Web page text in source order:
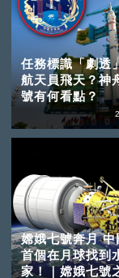
任務標識「劇透
航天員飛天？神
號有何看點？
嫦娥七號奔月 中
首個在月球找到
家！｜嫦娥七號